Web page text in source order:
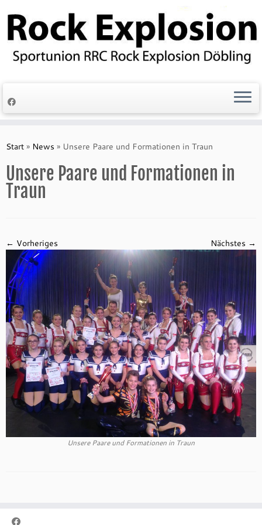
Inhalt
springen
Start » News » Unsere Paare und Formationen in Traun
Unsere Paare und Formationen in
Traun
← Vorheriges Nächstes →
Unsere Paare und Formationen in Traun